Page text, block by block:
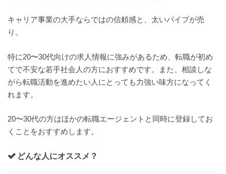
キャリア事業の大手ならではの信頼感と、太いパイプが売
り。
特に20〜30代向けの求人情報に強みがあるため、転職が初め
てで不安な若手社会人の方におすすめです。また、相談しな
がら転職活動を進めたい人にとっても力強い味方になってく
れます。
20〜30代の方はほかの転職エージェントと同時に登録してお
くことをおすすめします。
どんな人にオススメ？